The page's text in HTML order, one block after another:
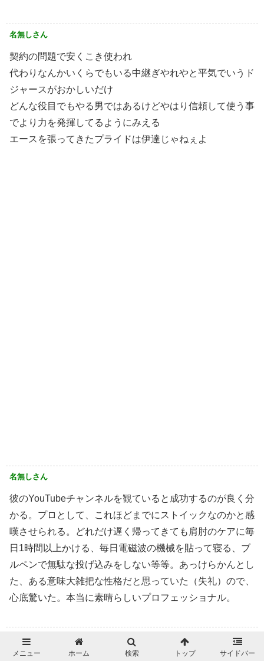
名無しさん
契約の問題で安くこき使われ
代わりなんかいくらでもいる中継ぎやれやと平気でいうド
ジャースがおかしいだけ
どんな役目でもやる男ではあるけどやはり信頼して使う事
でより力を発揮してるようにみえる
エースを張ってきたプライドは伊達じゃねぇよ
名無しさん
彼のYouTubeチャンネルを観ていると成功するのが良く分
かる。プロとして、これほどまでにストイックなのかと感
嘆させられる。どれだけ遅く帰ってきても肩肘のケアに毎
日1時間以上かける、毎日電磁波の機械を貼って寝る、ブ
ルペンで無駄な投げ込みをしない等等。あっけらかんとし
た、ある意味大雑把な性格だと思っていた（失礼）ので、
心底驚いた。本当に素晴らしいプロフェッショナル。
名無しさん
メニュー ホーム 検索 トップ サイドバー